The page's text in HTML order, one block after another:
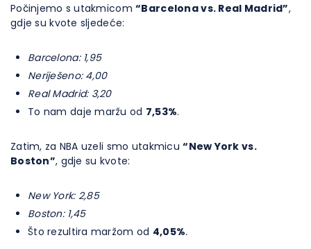
Počinjemo s utakmicom“Barcelona vs. Real Madrid”,
gdje su kvote sljedeće:
Barcelona: 1,95
Neriješeno: 4,00
Real Madrid: 3,20
To nam daje maržu od 7,53%.
Zatim, za NBA uzeli smo utakmicu“New York vs.
Boston”, gdje su kvote:
New York: 2,85
Boston: 1,45
Što rezultira maržom od 4,05%.